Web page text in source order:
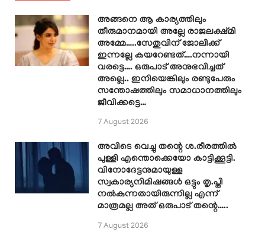
അങ്ങനെ ആ കാര്യത്തിലും
തീരുമാനമായി അല്ലേ രാജലക്ഷ്മി
അമ്മേ…..സേതുവിന് ജോലിക്ക്
ഇന്നല്ലേ കയറേണ്ടത്….നന്നായി
വരട്ടെ…. ഒരുപാട് അനുഭവിച്ചത്
അല്ലെ.. ഇനിയെങ്കിലും രണ്ടുപേരും
സന്തോഷത്തിലും സമാധാനത്തിലും
ജീവിക്കട്ടെ…
7 August 2026
അവിടെ വെച്ചു തന്റെ ശ.രീരത്തിൽ
പുള്ളി എന്തൊക്കെയോ കാട്ടിക്കൂട്ടി.
വിനോദേട്ടനുമായുള്ള
സ്വകാര്യനിമിഷങ്ങൾ ഒട്ടും തൃ.പ്തി
നൽകുന്നതായിരുന്നില്ല എന്ന്
മാത്രമല്ല അത് ഒരുപാട് തന്റെ…..
7 August 2026